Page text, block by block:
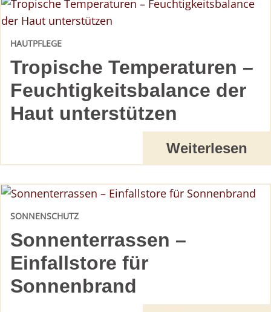
Tropische Temperaturen –
Feuchtigkeitsbalance der
Haut unterstützen
HAUTPFLEGE
Weiterlesen
Sonnenterrassen –
Einfallstore für
Sonnenbrand
SONNENSCHUTZ